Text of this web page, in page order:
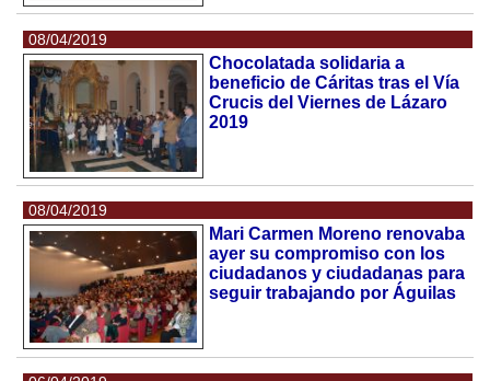
08/04/2019
Chocolatada solidaria a
beneficio de Cáritas tras el Vía
Crucis del Viernes de Lázaro
2019
08/04/2019
Mari Carmen Moreno renovaba
ayer su compromiso con los
ciudadanos y ciudadanas para
seguir trabajando por Águilas